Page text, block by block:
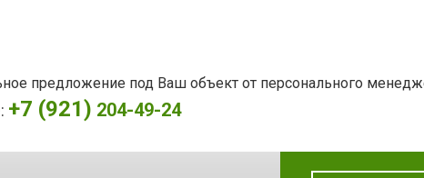
предложение под Ваш объект от персонального
+7 (921) 204-49-24